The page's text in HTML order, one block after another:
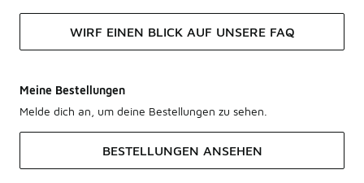
WIRF EINEN BLICK AUF UNSERE FAQ
Meine Bestellungen
Melde dich an, um deine Bestellungen zu sehen.
BESTELLUNGEN ANSEHEN